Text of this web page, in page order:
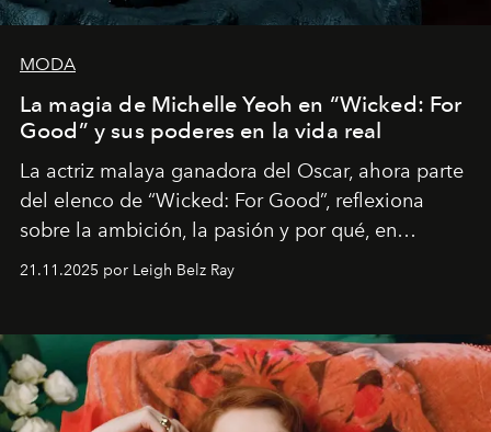
MODA
La magia de Michelle Yeoh en “Wicked: For
Good” y sus poderes en la vida real
La actriz malaya ganadora del Oscar, ahora parte
del elenco de “Wicked: For Good”, reflexiona
sobre la ambición, la pasión y por qué, en
ocasiones, la introspección puede esperar. “Es
importa si no lo entienden’”, confiesa.
21.11.2025 por Leigh Belz Ray